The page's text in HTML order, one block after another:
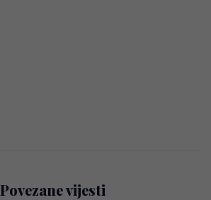
Povezane vijesti